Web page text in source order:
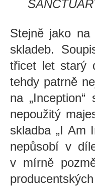
Stejně jako na
skladeb.
třicet let starý
tehdy patrně
na
nepoužitý
skladba „I Am
nepůsobí v
v mírně